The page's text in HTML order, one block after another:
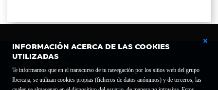
INFORMACIÓN ACERCA DE LAS COOKIES
UTILIZADAS
Te informamos que en el transcurso de tu navegación por los sitios web del grupo
Ibercaja, se utilizan cookies propias (ficheros de datos anónimos) y de terceros, las